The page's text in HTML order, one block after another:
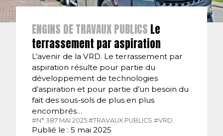
ENGINS DE TRAVAUX PUBLICS Le
terrassement par aspiration
L’avenir de la VRD. Le terrassement par
aspiration résulte pour partie du
développement de technologies
d’aspiration et pour partie d’un besoin du
fait des sous-sols de plus en plus
encombrés…
#N° 387 MAI 2025. #TRAVAUX PUBLICS. #VRD.
Publié le : 5 mai 2025